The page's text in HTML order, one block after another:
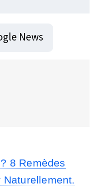
News
8 Remèdes